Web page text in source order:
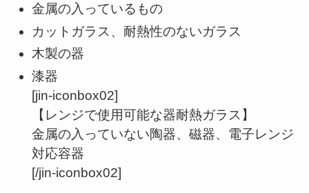
金属の入っているもの
カットガラス、耐熱性のないガラス
木製の器
漆器
[jin-iconbox02]
【レンジで使用可能な器耐熱ガラス】
金属の入っていない陶器、磁器、電子レンジ
対応容器
[/jin-iconbox02]